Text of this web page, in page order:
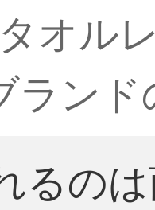
オル
ラン
るの